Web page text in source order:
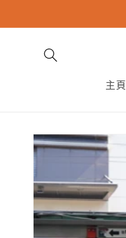
主頁
略過產
品資訊